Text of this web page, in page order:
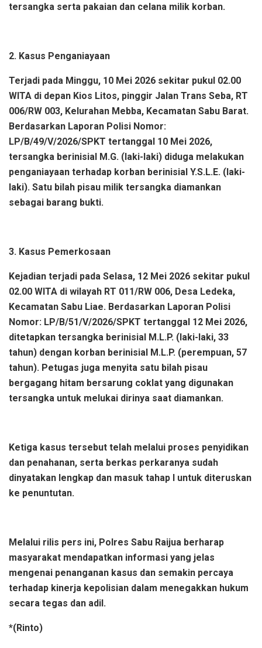
tersangka serta pakaian dan celana milik korban.
2. Kasus Penganiayaan
Terjadi pada Minggu, 10 Mei 2026 sekitar pukul 02.00
WITA di depan Kios Litos, pinggir Jalan Trans Seba, RT
006/RW 003, Kelurahan Mebba, Kecamatan Sabu Barat.
Berdasarkan Laporan Polisi Nomor:
LP/B/49/V/2026/SPKT tertanggal 10 Mei 2026,
tersangka berinisial M.G. (laki-laki) diduga melakukan
penganiayaan terhadap korban berinisial Y.S.L.E. (laki-
laki). Satu bilah pisau milik tersangka diamankan
sebagai barang bukti.
3. Kasus Pemerkosaan
Kejadian terjadi pada Selasa, 12 Mei 2026 sekitar pukul
02.00 WITA di wilayah RT 011/RW 006, Desa Ledeka,
Kecamatan Sabu Liae. Berdasarkan Laporan Polisi
Nomor: LP/B/51/V/2026/SPKT tertanggal 12 Mei 2026,
ditetapkan tersangka berinisial M.L.P. (laki-laki, 33
tahun) dengan korban berinisial M.L.P. (perempuan, 57
tahun). Petugas juga menyita satu bilah pisau
bergagang hitam bersarung coklat yang digunakan
tersangka untuk melukai dirinya saat diamankan.
Ketiga kasus tersebut telah melalui proses penyidikan
dan penahanan, serta berkas perkaranya sudah
dinyatakan lengkap dan masuk tahap I untuk diteruskan
ke penuntutan.
Melalui rilis pers ini, Polres Sabu Raijua berharap
masyarakat mendapatkan informasi yang jelas
mengenai penanganan kasus dan semakin percaya
terhadap kinerja kepolisian dalam menegakkan hukum
secara tegas dan adil.
*(Rinto)